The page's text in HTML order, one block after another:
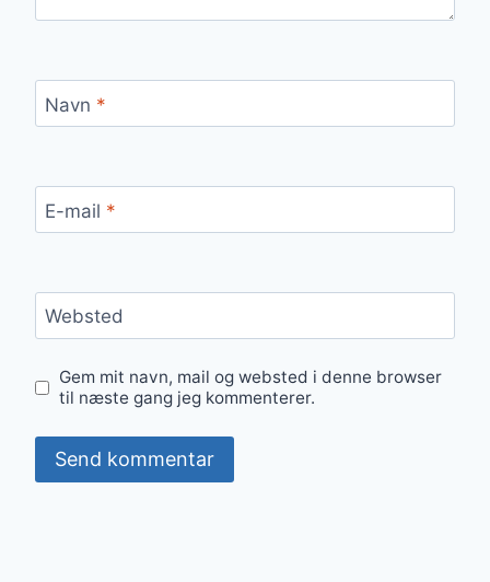
Navn *
E-mail *
Websted
Gem mit navn, mail og websted i denne browser
til næste gang jeg kommenterer.